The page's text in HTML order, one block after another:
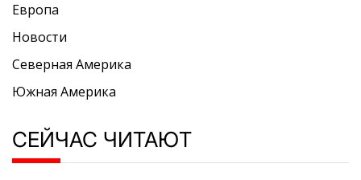
Европа
Новости
Северная Америка
Южная Америка
СЕЙЧАС ЧИТАЮТ